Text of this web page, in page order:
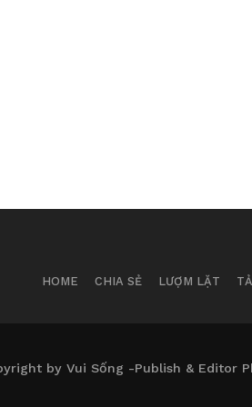
HOME CHIA SẺ LƯỢM LẶT
by Vui Sống -Publish & Editor